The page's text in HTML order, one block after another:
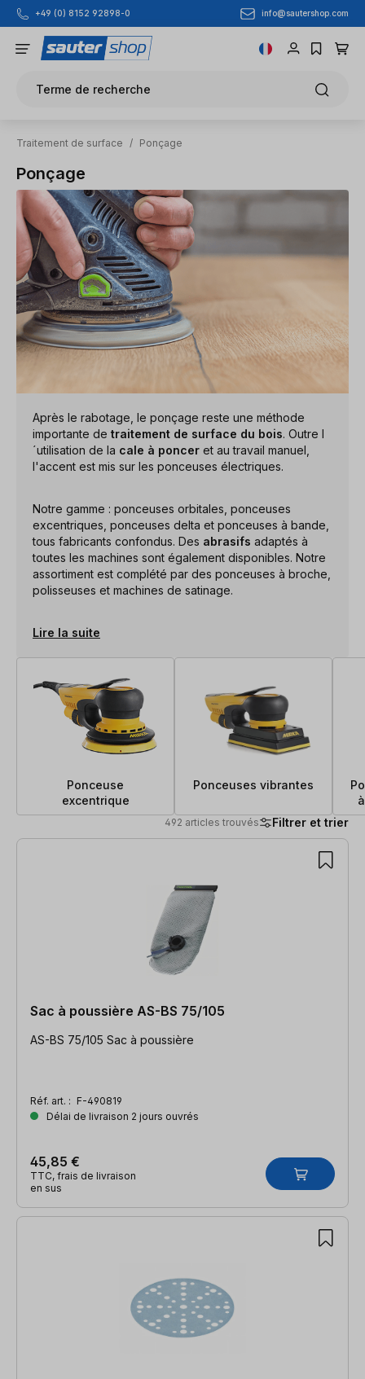
Passer au contenu principal
+49 (0) 8152 92898-0 info@sautershop.com
Terme de recherche
Traitement de surface / Ponçage
Ponçage
Après le rabotage, le ponçage reste une méthode
importante de traitement de surface du bois. Outre l
´utilisation de la cale à poncer et au travail manuel,
l'accent est mis sur les ponceuses électriques.
Notre gamme : ponceuses orbitales, ponceuses
excentriques, ponceuses delta et ponceuses à bande,
tous fabricants confondus. Des abrasifs adaptés à
toutes les machines sont également disponibles. Notre
assortiment est complété par des ponceuses à broche,
polisseuses et machines de satinage.
Lire la suite
Ponceuse
excentrique
Ponceuses vibrantes
492 articles trouvés Filtrer et trier
492 articles trouvés
Sac à poussière AS-BS 75/105
AS-BS 75/105 Sac à poussière
Réf. art. : F-490819
Délai de livraison 2 jours ouvrés
45,85 €
TTC, frais de livraison
en sus